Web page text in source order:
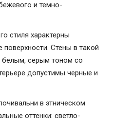
и темно-
стиля характерны
поверхности. Стены в такой
белым, серым тоном со
допустимы черные и
в этническом
оттенки: светло-